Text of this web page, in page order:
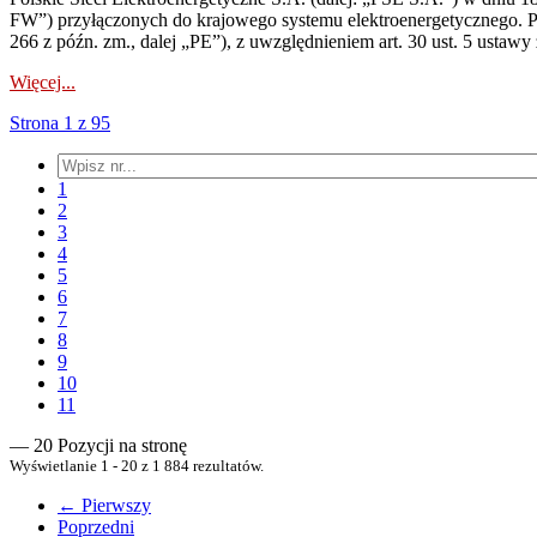
FW”) przyłączonych do krajowego systemu
266 z późn. zm., dalej „PE”), z uwzględnieniem art. 30 ust. 5 ustawy
Więcej...
Strona 1 z 95
1
2
3
4
5
6
7
8
9
10
11
— 20 Pozycji na stronę
Wyświetlanie 1 - 20 z 1 884 rezultatów.
← Pierwszy
Poprzedni